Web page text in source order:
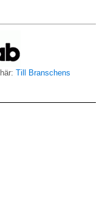
Till Branschens